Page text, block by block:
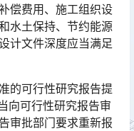
偿费用、施工组织设
水土保持、节约能源
计文件深度应当满足
的可行性研究报告提
向可行性研究报告审
审批部门要求重新报